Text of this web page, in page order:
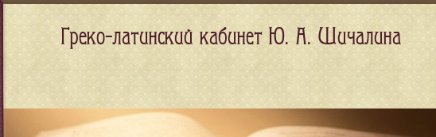
Греко-латинский кабинет Ю. А. Шичалина